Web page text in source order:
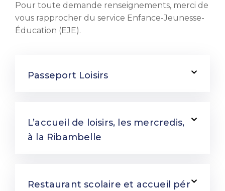
Pour toute demande renseignements, merci de
vous rapprocher du service Enfance-Jeunesse-
Éducation (EJE).
Passeport Loisirs
L’accueil de loisirs, les mercredis,
à la Ribambelle
Restaurant scolaire et accueil pér